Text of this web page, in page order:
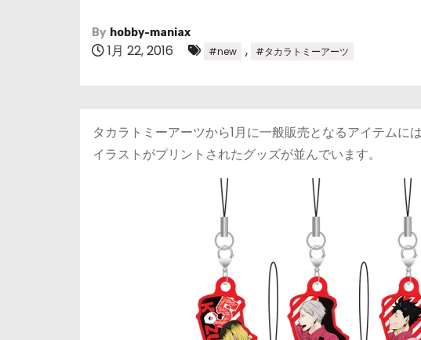
By hobby-maniax
1月 22, 2016 #new , #タカラトミーアーツ
タカラトミーアーツから1月に一般販売となるアイテム
イラストがプリントされたグッズが並んでいます。